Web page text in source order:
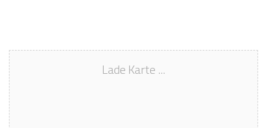
Lade Karte ...